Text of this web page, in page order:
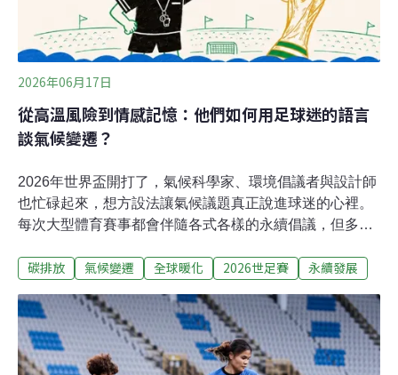
臨脫水風險」，更違背國際足總近年標榜的永續承諾。近
期宣布請辭的英國首相施凱爾（Keir Starmer）曾批評，
這項禁令「就是不對」，恐怕只是為了牟利。迫於輿論壓
力，國際足總最終選擇讓步。事實上，站出來的不只是蘇
2026年06月17日
從高溫風險到情感記憶：他們如何用足球迷的語言
談氣候變遷？
2026年世界盃開打了，氣候科學家、環境倡議者與設計師
也忙碌起來，想方設法讓氣候議題真正說進球迷的心裡。
每次大型體育賽事都會伴隨各式各樣的永續倡議，但多數
它們或許觸動了部分人的情感，但往往停留在那裡，很少
個慣性的氣候報告與倡議工具。它們拒絕訴諸道德大旗，
而是選擇讓科學數據站在最前面，透過設計把冰冷的數
字，翻譯成每一個球迷都能感受的故事。消弭球迷與科學
碳排放 氣候變遷 全球暖化 2026世足賽 永續發展